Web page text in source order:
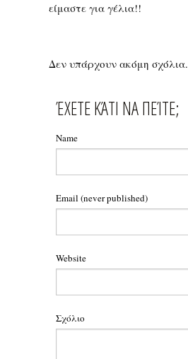
είμαστε για γέλια!!
Δεν υπάρχουν ακόμη σχόλια.
ΈΧΕΤΕ ΚΆΤΙ ΝΑ ΠΕΊΤΕ;
Name
Email (never published)
Website
Σχόλιο